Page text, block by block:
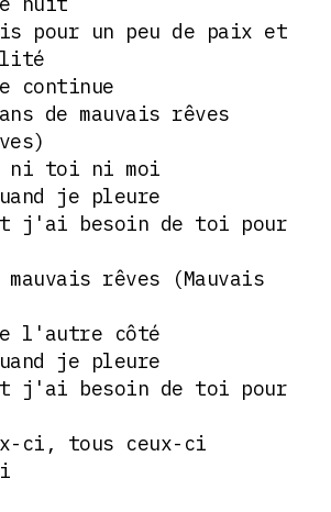
pour un peu de paix et
continue
de mauvais rêves
ni toi ni moi
je pleure
j'ai besoin de toi pour
rêves (Mauvais
l'autre côté
je pleure
j'ai besoin de toi pour
ci, tous ceux-ci